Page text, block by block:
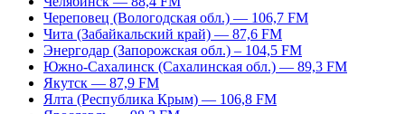
Череповец (Вологодская обл.) — 106,7 FM
Чита (Забайкальский край) — 87,6 FM
Энергодар (Запорожская обл.) – 104,5 FM
Южно-Сахалинск (Сахалинская обл.) — 89,3 FM
Якутск — 87,9 FM
Ялта (Республика Крым) — 106,8 FM